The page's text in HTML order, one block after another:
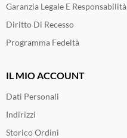
Garanzia Legale E Responsabilità
Diritto Di Recesso
Programma Fedeltà
IL MIO ACCOUNT
Dati Personali
Indirizzi
Storico Ordini